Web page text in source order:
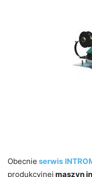
Obecnie serwis
produkcyjnej maszyn